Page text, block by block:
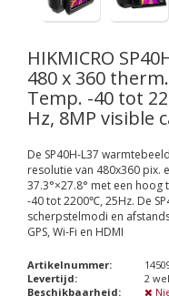
HIKMICRO
480 x 360
Temp. -40 tot
Hz, 8MP visible
De SP40H-L37
resolutie van 480x360 pix.
37.3°×27.8° met een
-40 tot 2200℃, 25Hz. De
scherpstelmodi en
GPS, Wi-Fi en HDMI
Artikelnummer:
Levertijd:
2
Beschikbaarheid: